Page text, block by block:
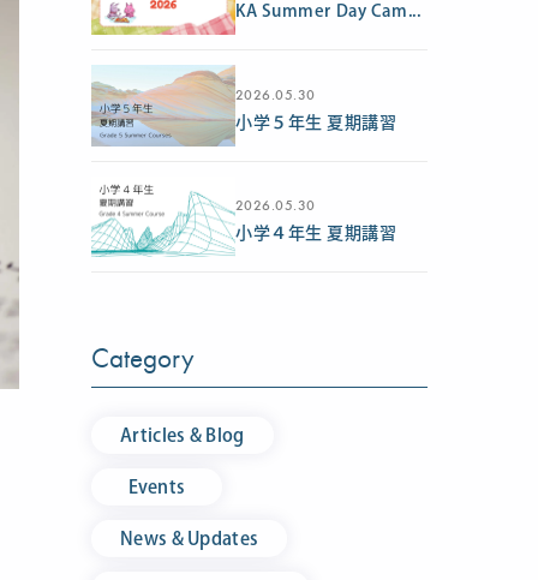
KA Summer Day Cam...
2026.05.30
小学５年生 夏期講習
2026.05.30
小学４年生 夏期講習
Category
Articles & Blog
Events
News & Updates